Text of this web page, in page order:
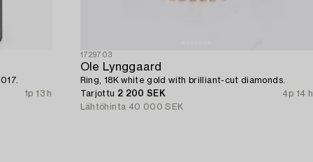
1p 13 h
1729703
Ole Lynggaard
Ring, 18K white gold with brilliant-cut diamonds.
Tarjottu 2 200 SEK
4p 14 h
Lähtöhinta 40 000 SEK